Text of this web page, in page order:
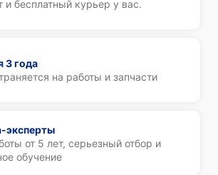
и бесплатный курьер у вас.
3 года
на работы и запчасти
эксперты
от 5 лет, серьезный отбор и
обучение